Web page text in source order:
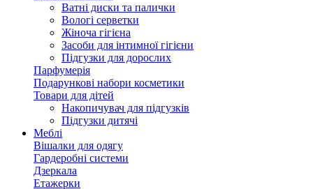
Ватні диски та палички
Вологі серветки
Жіноча гігієна
Засоби для інтимної гігієни
Підгузки для дорослих
Парфумерія
Подарункові набори косметики
Товари для дітей
Накопичувач для підгузків
Підгузки дитячі
Меблі
Вішалки для одягу
Гардеробні системи
Дзеркала
Етажерки